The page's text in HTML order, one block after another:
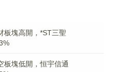
板塊高開，*ST三聖
板塊低開，恒宇信通